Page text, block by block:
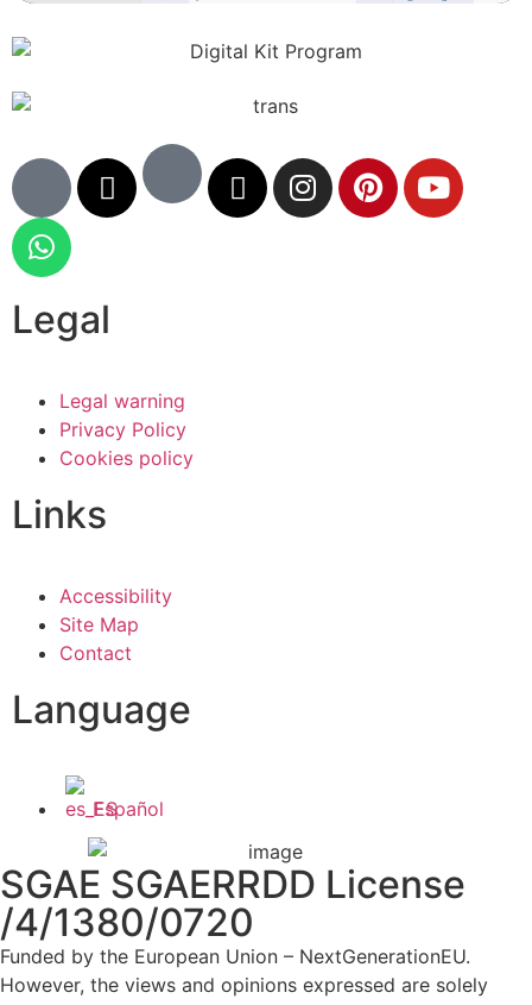
Legal
Legal warning
Privacy Policy
Cookies policy
Links
Accessibility
Site Map
Contact
Language
Español
SGAE SGAERRDD License
/4/1380/0720
Funded by the European Union – NextGenerationEU.
However, the views and opinions expressed are solely